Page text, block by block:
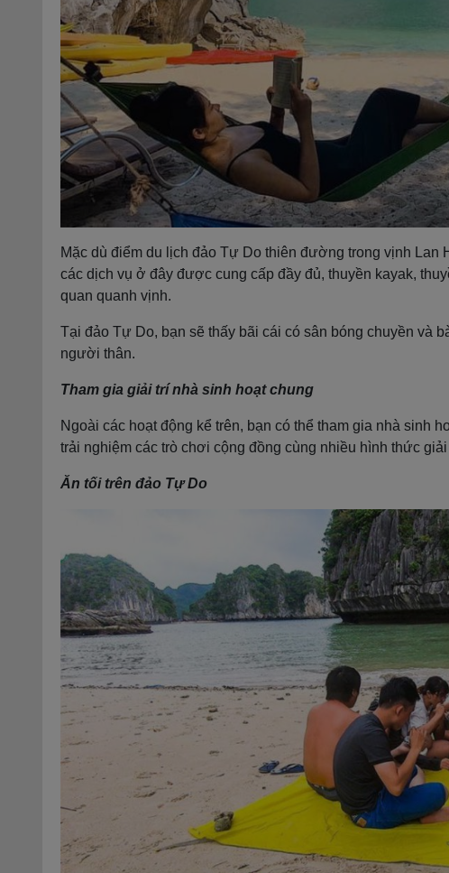
Mặc dù điểm du lịch đảo Tự Do thiên đường trong vịnh
các dịch vụ ở đây được cung cấp đầy đủ, thuyền kayak,
quan quanh vịnh.
Tại đảo Tự Do, bạn sẽ thấy bãi cái có sân bóng chuyền và
người thân.
Tham gia giải trí nhà sinh hoạt chung
Ngoài các hoạt động kể trên, bạn có thể tham gia nhà sinh
trải nghiệm các trò chơi cộng đồng cùng nhiều hình thức
Ăn tối trên đảo Tự Do